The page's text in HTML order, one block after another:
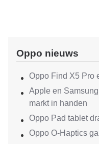
Oppo nieuws
Oppo Find X5 Pro
Apple en
markt in handen
Oppo Pad tablet
Oppo O-Haptics